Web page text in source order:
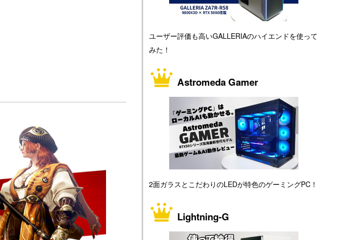
ユーザー評価も高いGALLERIAのハイエンドを使って
みた！
Astromeda Gamer
2面ガラスとこだわりのLEDが特色のゲーミングPC！
Lightning-G